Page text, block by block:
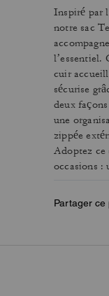
Inspiré par
notre sac
l’essentiel.
cuir
sécurise
deux
une
zippée
Adoptez ce
occasions :
Partager ce